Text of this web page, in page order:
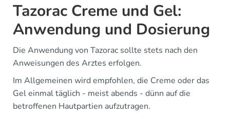
Tazorac Creme und Gel:
Anwendung und Dosierung
Die Anwendung von Tazorac sollte stets nach den
Anweisungen des Arztes erfolgen.
Im Allgemeinen wird empfohlen, die Creme oder das
Gel einmal täglich - meist abends - dünn auf die
betroffenen Hautpartien aufzutragen.